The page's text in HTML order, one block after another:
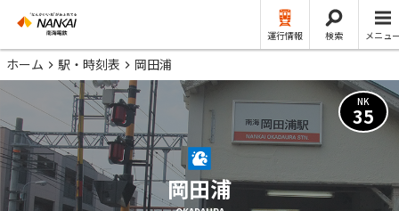
運行情報 検索 メニュ
ホーム 駅・時刻表 岡田浦
NK
35
岡田浦